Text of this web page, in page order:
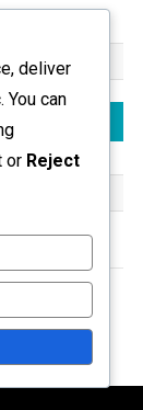
for:
deliver
You can
or Reject